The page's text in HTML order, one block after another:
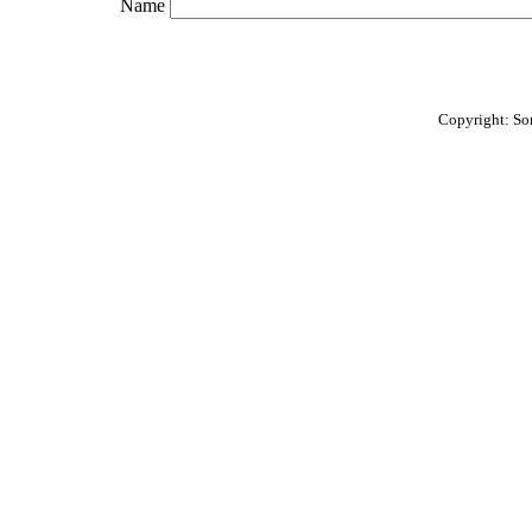
Name
Copyright: